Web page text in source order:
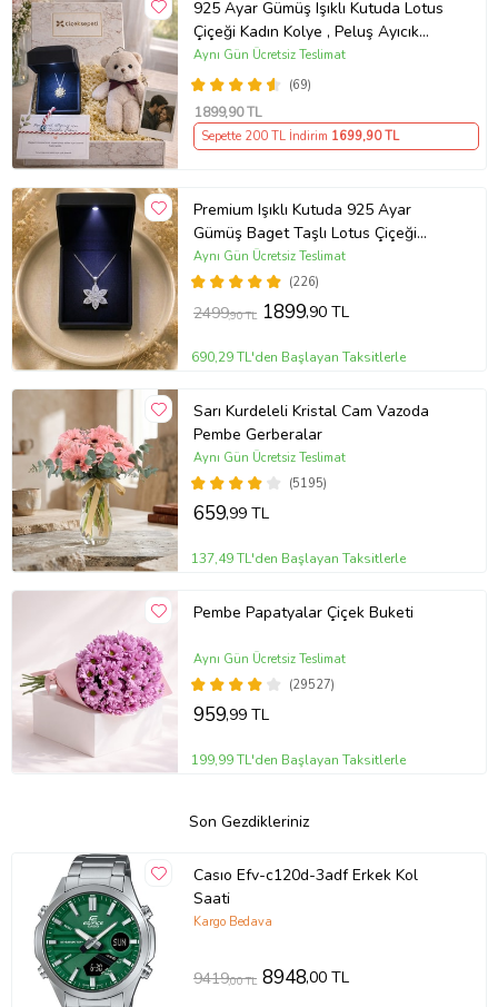
925 Ayar Gümüş Işıklı Kutuda Lotus
Çiçeği Kadın Kolye , Peluş Ayıcık
Anahtarlık Marteniçka Bileklik,
Polaroid Fotoğraf Hediye
(69)
Aynı Gün Ücretsiz Teslimat
1899,90 TL
Sepette 200 TL İndirim 1699,90 TL
Premium Işıklı Kutuda 925 Ayar
Gümüş Baget Taşlı Lotus Çiçeği
Kolye
(226)
Aynı Gün Ücretsiz Teslimat
2499,90 TL 1899,90 TL
690,29 TL'den Başlayan Taksitlerle
Sarı Kurdeleli Kristal Cam Vazoda
Pembe Gerberalar
(5195)
Aynı Gün Ücretsiz Teslimat
659,99 TL
137,49 TL'den Başlayan Taksitlerle
Pembe Papatyalar Çiçek Buketi
(29527)
Aynı Gün Ücretsiz Teslimat
959,99 TL
199,99 TL'den Başlayan Taksitlerle
Son Gezdikleriniz
Casıo Efv-c120d-3adf Erkek Kol
Saati
Kargo Bedava
9419,00 TL 8948,00 TL